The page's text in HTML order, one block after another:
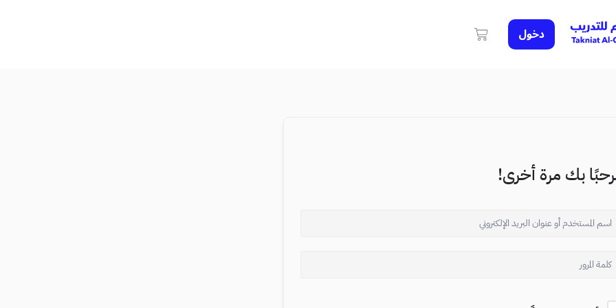
دخول
بك مرة أخرى!